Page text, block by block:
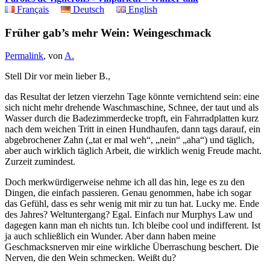
Français
Deutsch English
Früher gab’s mehr Wein: Weingeschmack
Permalink, vonA.
Stell Dir vor mein lieber B.,
das Resultat der letzen vierzehn Tage könnte vernichtend sein: eine
sich nicht mehr drehende Waschmaschine, Schnee, der taut und als
Wasser durch die Badezimmerdecke tropft, ein Fahrradplatten kurz
nach dem weichen Tritt in einen Hundhaufen, dann tags darauf, ein
abgebrochener Zahn („tat er mal weh“, „nein“ „aha“) und täglich,
aber auch wirklich täglich Arbeit, die wirklich wenig Freude macht.
Zurzeit zumindest.
Doch merkwürdigerweise nehme ich all das hin, lege es zu den
Dingen, die einfach passieren. Genau genommen, habe ich sogar
das Gefühl, dass es sehr wenig mit mir zu tun hat. Lucky me. Ende
des Jahres? Weltuntergang? Egal. Einfach nur Murphys Law und
dagegen kann man eh nichts tun. Ich bleibe cool und indifferent. Ist
ja auch schließlich ein Wunder. Aber dann haben meine
Geschmacksnerven mir eine wirkliche Überraschung beschert. Die
Nerven, die den Wein schmecken. Weißt du?